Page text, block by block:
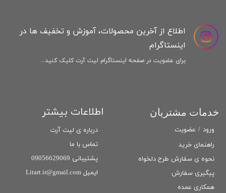
راهنمای خرید
نحوه ی سفارش طرح دلخواه
پیگیری سفارش
همکاری عمده
خدمات مشتریان اطلاعات بیشتر
درباره ی لیت آرت
تماس با ما
پشتیبانی 09056629069
ایمیل Litart.ir@gmail.com
اطلاع از آخرین محصولات، آموزش و تخفیف ها در
اینستاگرام
برای عضویت در صفحه اینستاگرام لیت آرت کلیک کنید...
ورود / عضویت